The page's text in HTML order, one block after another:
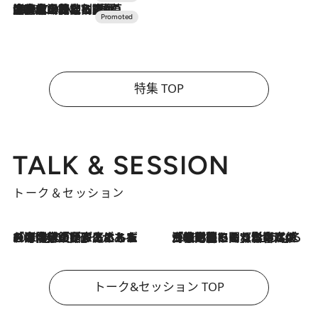
2026.7.10
NEW OPEN！【界 草津】名湯の地に誕生。趣の異なる2種の温泉と上州ならではの会席・蕎麦割烹など美食を味わう究極の癒やし旅
特集 TOP
TALK & SESSION
トーク＆セッション
2026.8.3
「今後値上げがあるとすれば…」「リスクがあるのは今年の冬」エネルギー専門家が語る、ホルムズ海峡封鎖が家庭にもたらす“ある心配” 2026.8.3
「住宅建てられない…」「サーチャージ料の高値が続いている」ホルムズ海峡封鎖による影響はいつまで続く？《エネルギー専門家に聞く“どうなる日本の暮らし”》
トーク&セッション TOP